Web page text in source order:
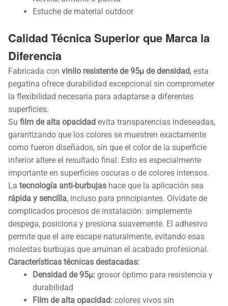
Estuche de material outdoor
Calidad Técnica Superior que Marca la
Diferencia
Fabricada con vinilo resistente de 95µ de densidad, esta
pegatina ofrece durabilidad excepcional sin comprometer
la flexibilidad necesaria para adaptarse a diferentes
superficies.
Su film de alta opacidad evita transparencias indeseadas,
garantizando que los colores se muestren exactamente
como fueron diseñados, sin que el color de la superficie
inferior altere el resultado final. Esto es especialmente
importante en superficies oscuras o de colores intensos.
La tecnología anti-burbujas hace que la aplicación sea
rápida y sencilla, incluso para principiantes. Olvídate de
complicados procesos de instalación: simplemente
despega, posiciona y presiona suavemente. El adhesivo
permite que el aire escape naturalmente, evitando esas
molestas burbujas que arruinan el acabado profesional.
Características técnicas destacadas:
Densidad de 95µ: grosor óptimo para resistencia y
durabilidad
Film de alta opacidad: colores vivos sin